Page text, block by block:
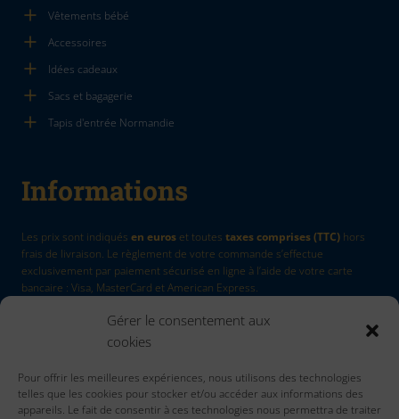
Gérer le consentement aux
cookies
Pour offrir les meilleures expériences, nous utilisons des technologies
telles que les cookies pour stocker et/ou accéder aux informations des
appareils. Le fait de consentir à ces technologies nous permettra de traiter
Vêtements bébé
Accessoires
Idées cadeaux
Sacs et bagagerie
Tapis d'entrée Normandie
Informations
Les prix sont indiqués en euros et toutes taxes comprises (TTC) hors
frais de livraison. Le règlement de votre commande s’effectue
exclusivement par paiement sécurisé en ligne à l’aide de votre carte
bancaire : Visa, MasterCard et American Express.
by Quadri7
Contactez nous
Accueil